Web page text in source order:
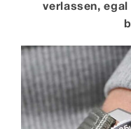
verlassen,